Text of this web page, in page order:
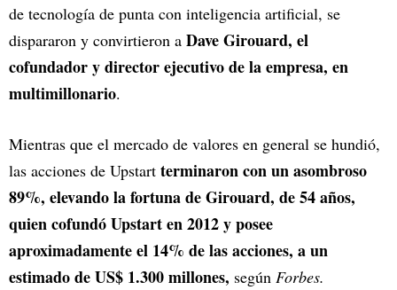
de tecnología de punta con inteligencia artificial, se
dispararon y convirtieron a Dave Girouard, el
cofundador y director ejecutivo de la empresa, en
multimillonario.
Mientras que el mercado de valores en general se hundió,
las acciones de Upstart terminaron con un asombroso
89%, elevando la fortuna de Girouard, de 54 años,
quien cofundó Upstart en 2012 y posee
aproximadamente el 14% de las acciones, a un
estimado de US$ 1.300 millones, según Forbes.